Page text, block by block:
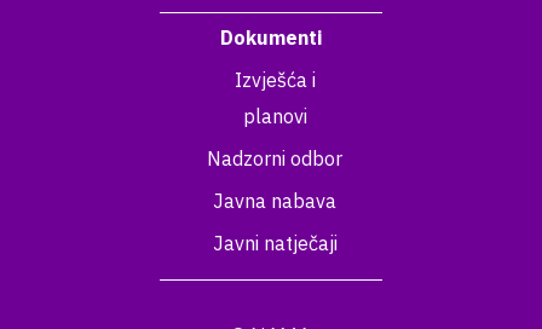
Dokumenti
Izvješća i
planovi
Nadzorni odbor
Javna nabava
Javni natječaji